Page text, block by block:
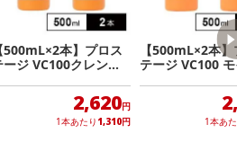
シド）を配合！
）配合のピーリングジェルで、毛穴
がら角質をポロポロ取り除きます。
ロン酸、メロン由来のプラセンタが美
500mL×2本】プロス
ージ VC100クレンジ
2,620円
1本あたり 1,310円
【500mL×2本
テージ VC100
1本あ